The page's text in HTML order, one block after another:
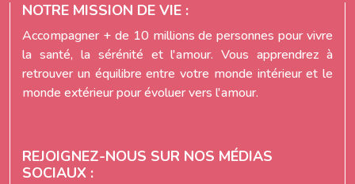
NOTRE MISSION DE VIE :
Accompagner + de 10 millions de personnes pour vivre
la santé, la sérénité et l'amour. Vous apprendrez à
retrouver un équilibre entre votre monde intérieur et le
monde extérieur pour évoluer vers l'amour.
REJOIGNEZ-NOUS SUR NOS MÉDIAS
SOCIAUX :